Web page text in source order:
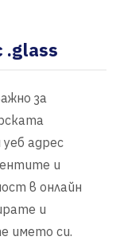
.glass
за
адрес
и
в онлайн
и
името си.